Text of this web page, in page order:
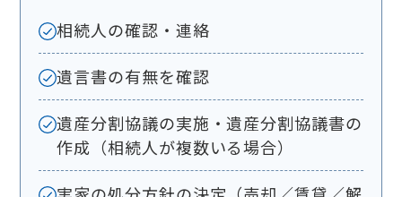
相続人の確認・連絡
遺言書の有無を確認
遺産分割協議の実施・遺産分割協議書の
作成（相続人が複数いる場合）